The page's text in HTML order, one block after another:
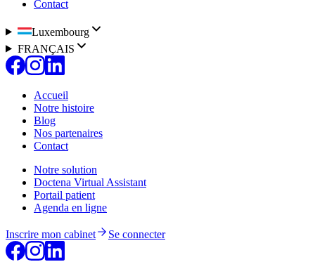
Contact
Luxembourg
FRANÇAIS
Accueil
Notre histoire
Blog
Nos partenaires
Contact
Notre solution
Doctena Virtual Assistant
Portail patient
Agenda en ligne
Inscrire mon cabinet Se connecter